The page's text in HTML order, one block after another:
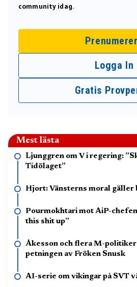
community idag.
Logga In
Gratis
Mest lästa
Ljunggren om V i regering:
Tidölaget”
Hjort: Vänsterns moral gäller
Pourmokhtari mot AiP-chefen:
this shit up”
Åkesson och flera M-
petningen av Fröken Snusk
AI-serie om vikingar på SVT